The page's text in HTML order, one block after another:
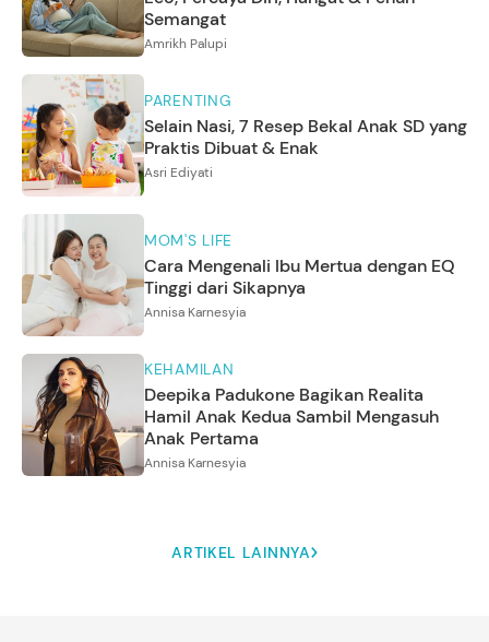
Semangat
Amrikh Palupi
PARENTING
Selain Nasi, 7 Resep Bekal Anak SD yang
Praktis Dibuat & Enak
Asri Ediyati
MOM'S LIFE
Cara Mengenali Ibu Mertua dengan EQ
Tinggi dari Sikapnya
Annisa Karnesyia
KEHAMILAN
Deepika Padukone Bagikan Realita
Hamil Anak Kedua Sambil Mengasuh
Anak Pertama
Annisa Karnesyia
ARTIKEL LAINNYA